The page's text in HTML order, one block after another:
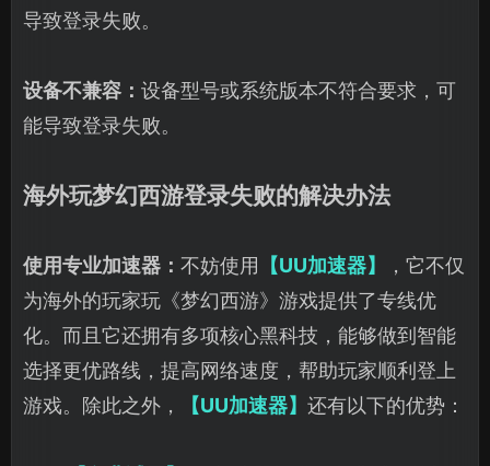
导致登录失败。
设备不兼容： 设备型号或系统版本不符合要求，可
能导致登录失败。
海外玩梦幻西游登录失败的解决办法
使用专业加速器： 不妨使用 【UU加速器】
，它不仅
为海外的玩家玩《梦幻西游》游戏提供了专线优
化。而且它还拥有多项核心黑科技，能够做到智能
选择更优路线，提高网络速度，帮助玩家顺利登上
游戏。除此之外，
【UU加速器】 还有以下的优势：